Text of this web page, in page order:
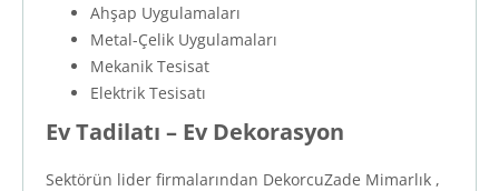
Ahşap Uygulamaları
Metal-Çelik Uygulamaları
Mekanik Tesisat
Elektrik Tesisatı
Ev Tadilatı – Ev Dekorasyon
Sektörün lider firmalarından DekorcuZade Mimarlık ,